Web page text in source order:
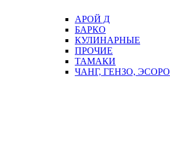
АРОЙ Д
БАРКО
КУЛИНАРНЫЕ
ПРОЧИЕ
ТАМАКИ
ЧАНГ, ГЕНЗО, ЭСОРО